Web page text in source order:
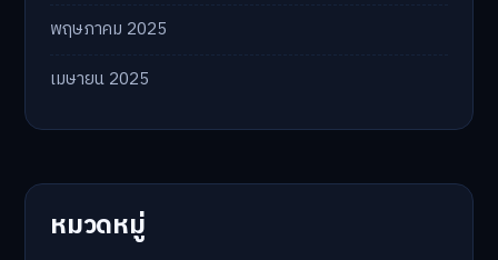
พฤษภาคม 2025
เมษายน 2025
หมวดหมู่